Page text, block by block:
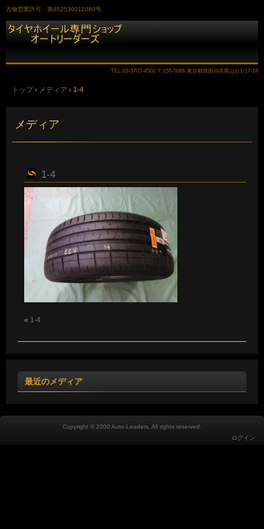
古物営業許可 第452530012080号
TEL.03-3703-4502 〒158-0086 東京都世田谷区尾山台1-17-18
トップ › メディア › 1-4
メディア
1-4
« 1-4
最近のメディア
Copyright © 2000 Auto-Leaders, All rights reserved.
ログイン